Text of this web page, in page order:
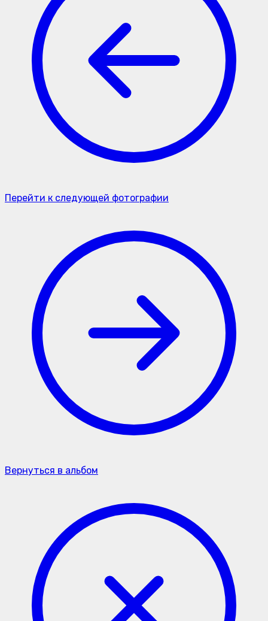
Перейти к следующей фотографии
Вернуться в альбом